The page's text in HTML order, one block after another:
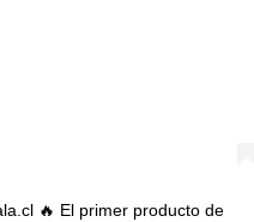
🔥 El primer producto de